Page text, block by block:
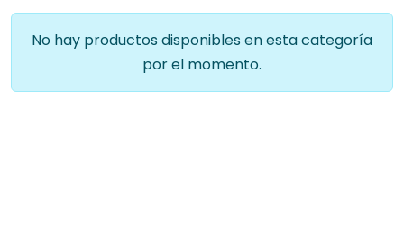
No hay productos disponibles en esta categoría
por el momento.